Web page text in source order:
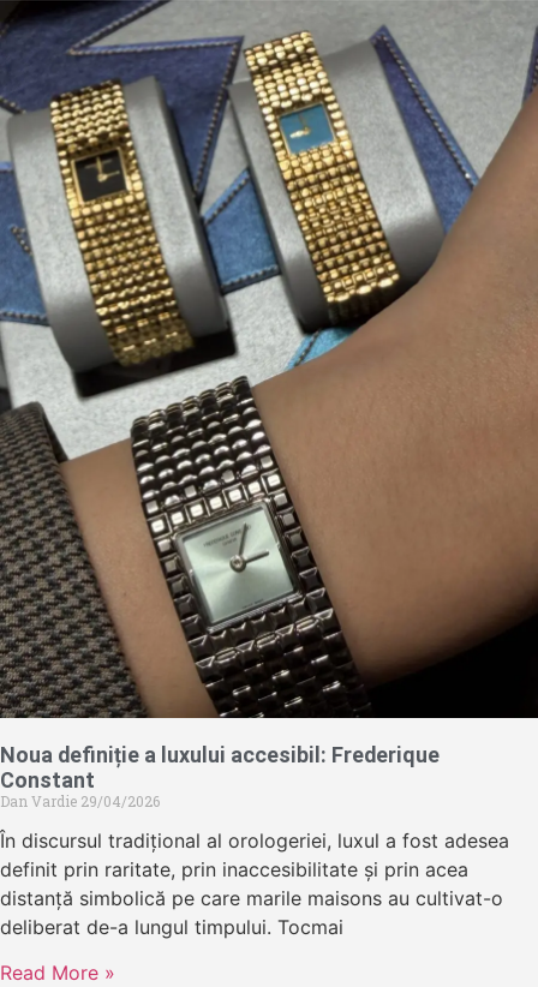
Noua definiție a luxului accesibil: Frederique
Constant
Dan Vardie 29/04/2026
În discursul tradițional al orologeriei, luxul a fost adesea
definit prin raritate, prin inaccesibilitate și prin acea
distanță simbolică pe care marile maisons au cultivat-o
deliberat de-a lungul timpului. Tocmai
Read More »